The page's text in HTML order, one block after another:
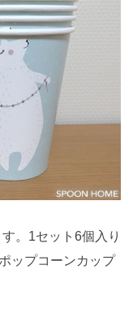
。1セット6個入り
ップコーンカップ